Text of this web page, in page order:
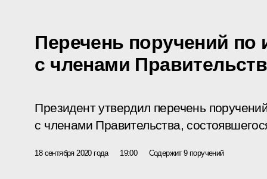
Перечень поручений по
с членами
Президент утвердил перечень
с членами Правительства,
18 сентября 2020 года 19:00 Содержит 9 поручений